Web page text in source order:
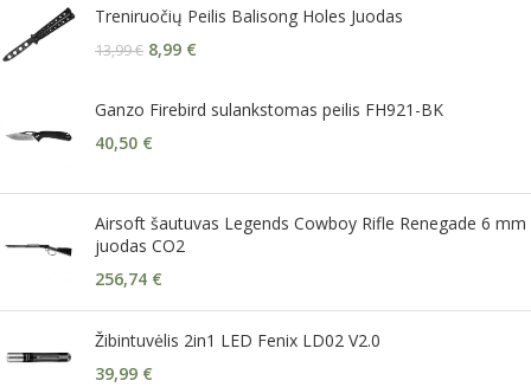
Treniruočių Peilis Balisong Holes Juodas
13,99€ 8,99 €
Ganzo Firebird sulankstomas peilis FH921-BK
40,50 €
Airsoft šautuvas Legends Cowboy Rifle Renegade 6 mm
juodas CO2
256,74 €
Žibintuvėlis 2in1 LED Fenix LD02 V2.0
39,99 €